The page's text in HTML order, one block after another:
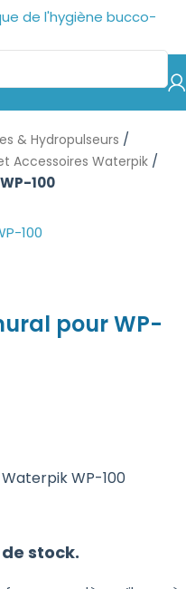
& Hydropulseurs /
Accessoires Waterpik /
100
pour WP-
WP-100
stock.